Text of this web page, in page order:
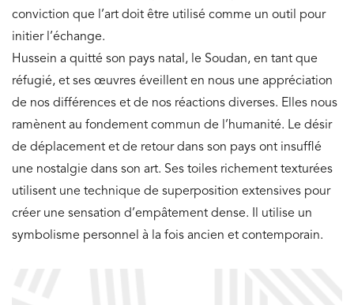
conviction que l’art doit être utilisé comme un outil pour
initier l’échange.
Hussein a quitté son pays natal, le Soudan, en tant que
réfugié, et ses œuvres éveillent en nous une appréciation
de nos différences et de nos réactions diverses. Elles nous
ramènent au fondement commun de l’humanité. Le désir
de déplacement et de retour dans son pays ont insufflé
une nostalgie dans son art. Ses toiles richement texturées
utilisent une technique de superposition extensives pour
créer une sensation d’empâtement dense. Il utilise un
symbolisme personnel à la fois ancien et contemporain.